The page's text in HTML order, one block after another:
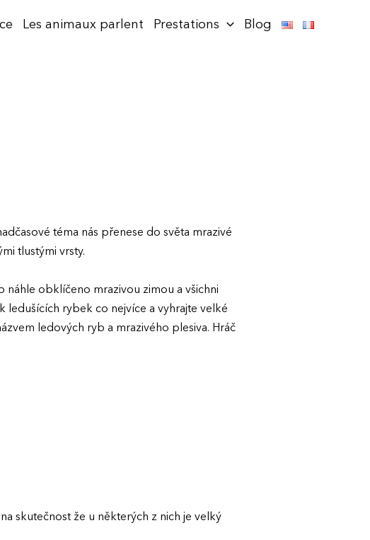
Les animaux parlent Prestations Blog
téma nás přenese do světa mrazivé
tlustými vrsty.
obklíčeno mrazivou zimou a všichni
ledušících rybek co nejvíce a vyhrajte velké
ledových ryb a mrazivého plesiva. Hráč
skutečnost že u některých z nich je velký